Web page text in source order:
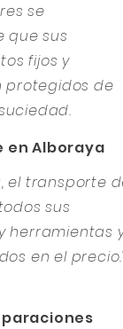
se
que sus
fijos y
protegidos de
en Alboraya
el transporte
sus
herramientas
en el precio."